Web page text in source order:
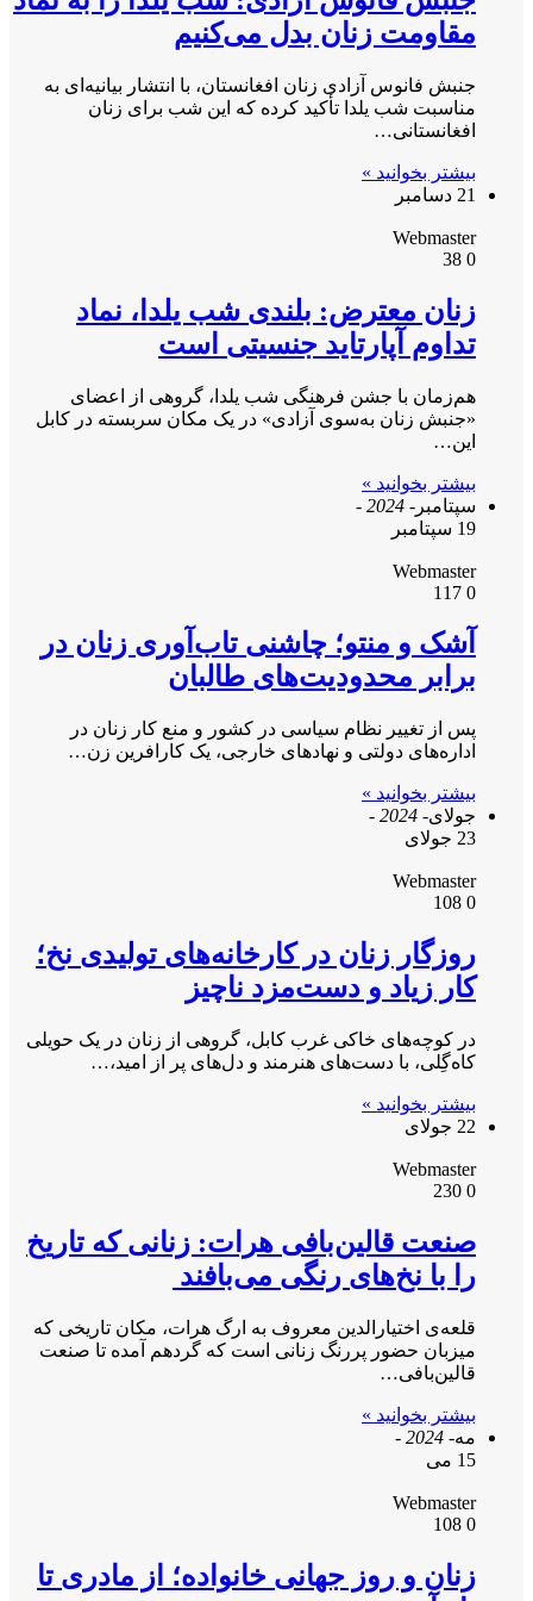
مقاومت زنان بدل می‌کنیم
جنبش فانوس آزادی زنان افغانستان، با انتشار بیانیه‌ای به
مناسبت شب یلدا تأکید کرده که این شب برای زنان
افغانستانی…
بیشتر بخوانید »
21 دسامبر
Webmaster
0
زنان معترض: بلندی شب یلدا، نماد
تداوم آپارتاید جنسیتی است
هم‌زمان با جشن فرهنگی شب یلدا، گروهی از اعضای
«جنبش زنان به‌سوی آزادی» در یک مکان سربسته در کابل
این…
بیشتر بخوانید »
سپتامبر - 2024 -
19 سپتامبر
Webmaster
0
آشک و منتو؛ چاشنی تاب‌آوری زنان در
برابر محدودیت‌های طالبان
پس از تغییر نظام سیاسی در کشور و منع کار زنان در
اداره‌های دولتی و نهادهای خارجی، یک کارافرین زن…
بیشتر بخوانید »
جولای- 2024 -
23 جولای
Webmaster
0
روزگار زنان در کارخانه‌ها‌ی تولیدی نخ؛
کار زیاد و دست‌مزد ناچیز
در کوچه‌های خاکی غرب کابل، گروهی از زنان در یک حویلی
کاه‌گِلی، با دست‌های هنرمند و دل‌های پر از امید،…
بیشتر بخوانید »
22 جولای
Webmaster
0
صنعت قالین‌بافی هرات: زنانی که تاریخ
را با نخ‌های رنگی می‌بافند
قلعه‌ی اختیارالدین معروف به ارگ هرات، مکان تاریخی‌ که
میزبان حضور پررنگ زنانی است که گردهم آمده تا صنعت
قالین‌بافی…
بیشتر بخوانید »
مه- 2024 -
15 می
Webmaster
0
زنان و روز جهانی خانواده؛ از مادری تا